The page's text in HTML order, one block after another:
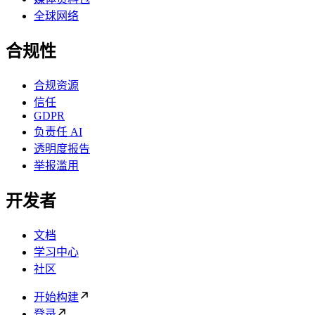
全球网络
合规性
合规资源
信任
GDPR
负责任 AI
透明度报告
举报滥用
开发者
文档
学习中心
社区
开始构建